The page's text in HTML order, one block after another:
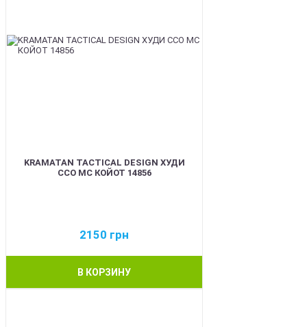
KRAMATAN TACTICAL DESIGN ХУДИ
ССО МС КОЙОТ 14856
2150 грн
В КОРЗИНУ